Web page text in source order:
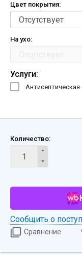
Цвет покрытия:
На ухо:
Услуги:
Количество:
Сообщить о
Сравнение